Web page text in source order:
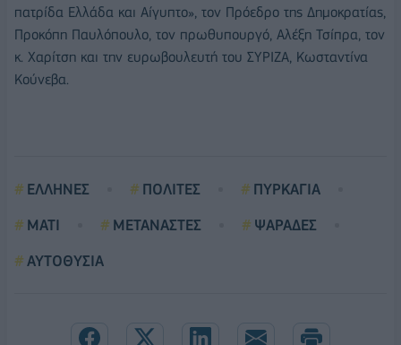
πατρίδα Ελλάδα και Αίγυπτο», τον Πρόεδρο της Δημοκρατίας,
Προκόπη Παυλόπουλο, τον πρωθυπουργό, Αλέξη Τσίπρα, τον
κ. Χαρίτση και την ευρωβουλευτή του ΣΥΡΙΖΑ, Κωσταντίνα
Κούνεβα.
ΕΛΛΗΝΕΣ ΠΟΛΙΤΕΣ
ΠΥΡΚΑΓΙΑ
ΜΑΤΙ
ΜΕΤΑΝΑΣΤΕΣ
ΨΑΡΑΔΕΣ
ΑΥΤΟΘΥΣΙΑ